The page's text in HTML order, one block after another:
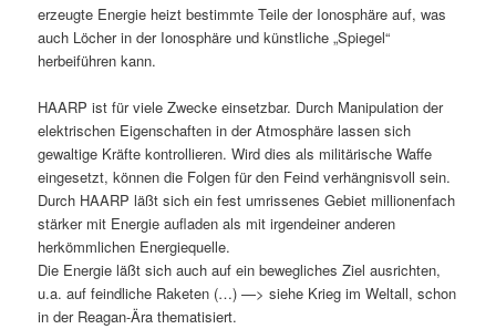
erzeugte Energie heizt bestimmte Teile der Ionosphäre auf, was
auch Löcher in der Ionosphäre und künstliche „Spiegel“
herbeiführen kann.
HAARP ist für viele Zwecke einsetzbar. Durch Manipulation der
elektrischen Eigenschaften in der Atmosphäre lassen sich
gewaltige Kräfte kontrollieren. Wird dies als militärische Waffe
eingesetzt, können die Folgen für den Feind verhängnisvoll sein.
Durch HAARP läßt sich ein fest umrissenes Gebiet millionenfach
stärker mit Energie aufladen als mit irgendeiner anderen
herkömmlichen Energiequelle.
Die Energie läßt sich auch auf ein bewegliches Ziel ausrichten,
u.a. auf feindliche Raketen (…) —> siehe Krieg im Weltall, schon
in der Reagan-Ära thematisiert.